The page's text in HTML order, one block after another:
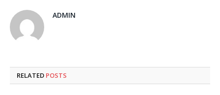
ADMIN
RELATED POSTS